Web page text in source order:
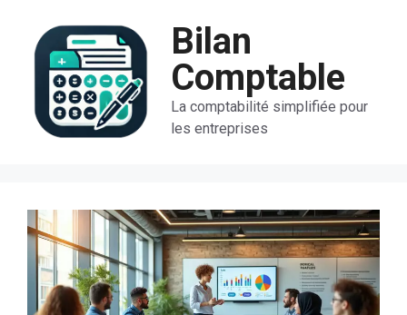
contenu
Bilan
Comptable
La comptabilité simplifiée pour
les entreprises